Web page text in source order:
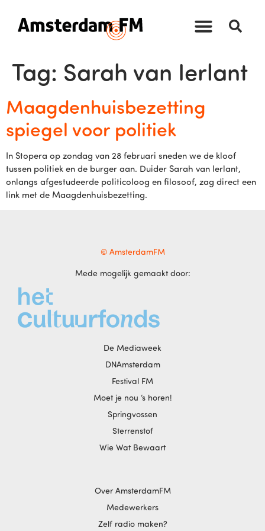
Tag: Sarah van Ierlant
Maagdenhuisbezetting
spiegel voor politiek
In Stopera op zondag van 28 februari sneden we de kloof
tussen politiek en de burger aan. Duider Sarah van Ierlant,
onlangs afgestudeerde politicoloog en filosoof, zag direct een
link met de Maagdenhuisbezetting.
© AmsterdamFM
Mede mogelijk gemaakt door:
De Mediaweek
DNAmsterdam
Festival FM
Moet je nou ‘s horen!
Springvossen
Sterrenstof
Wie Wat Bewaart
Over AmsterdamFM
Medewerkers
Zelf radio maken?